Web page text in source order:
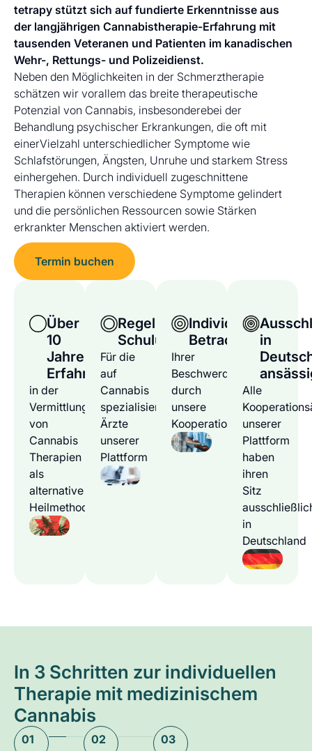
tetrapy stützt sich auf fundierte Erkenntnisse aus
der langjährigen Cannabistherapie-Erfahrung mit
tausenden Veteranen und Patienten im kanadischen
Wehr-, Rettungs- und Polizeidienst.
Neben den Möglichkeiten in der Schmerztherapie
schätzen wir vorallem das breite therapeutische
Potenzial von Cannabis, insbesonderebei der
Behandlung psychischer Erkrankungen, die oft mit
einerVielzahl unterschiedlicher Symptome wie
Schlafstörungen, Ängsten, Unruhe und starkem Stress
einhergehen. Durch individuell zugeschnittene
Therapien können verschiedene Symptome gelindert
und die persönlichen Ressourcen sowie Stärken
erkrankter Menschen aktiviert werden.
Termin buchen
Über
10
Jahre
Erfahrung
in der
Vermittlung
von
Cannabis
Therapien
als
alternative
Heilmethode
Regelmäßige
Schulungen
Für die
auf
Cannabis
spezialisierten
Ärzte
unserer
Plattform
Individuelle
Betrachtung
Ihrer
Beschwerden
durch
unsere
Kooperationsärzte
in
Alle
unserer
Plattform
haben
ihren
Sitz
in
Deutschland
In 3 Schritten zur individuellen
Therapie mit medizinischem
Cannabis
01 02 03